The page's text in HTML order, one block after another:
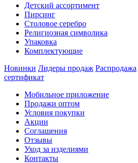
Детский ассортимент
Пирсинг
Столовое серебро
Религиозная символика
Упаковка
Комплектующие
Новинки Лидеры продаж Распродажа
сертификат
Мобильное приложение
Продажи оптом
Условия покупки
Акции
Соглашения
Отзывы
Уход за изделиями
Контакты